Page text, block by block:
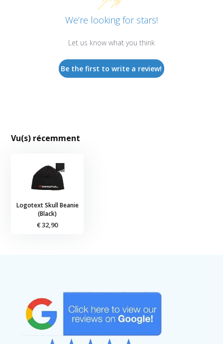
We’re looking for stars!
Let us know what you think
Be the first to write a review!
Vu(s) récemment
Logotext Skull Beanie
(Black)
€ 32,90